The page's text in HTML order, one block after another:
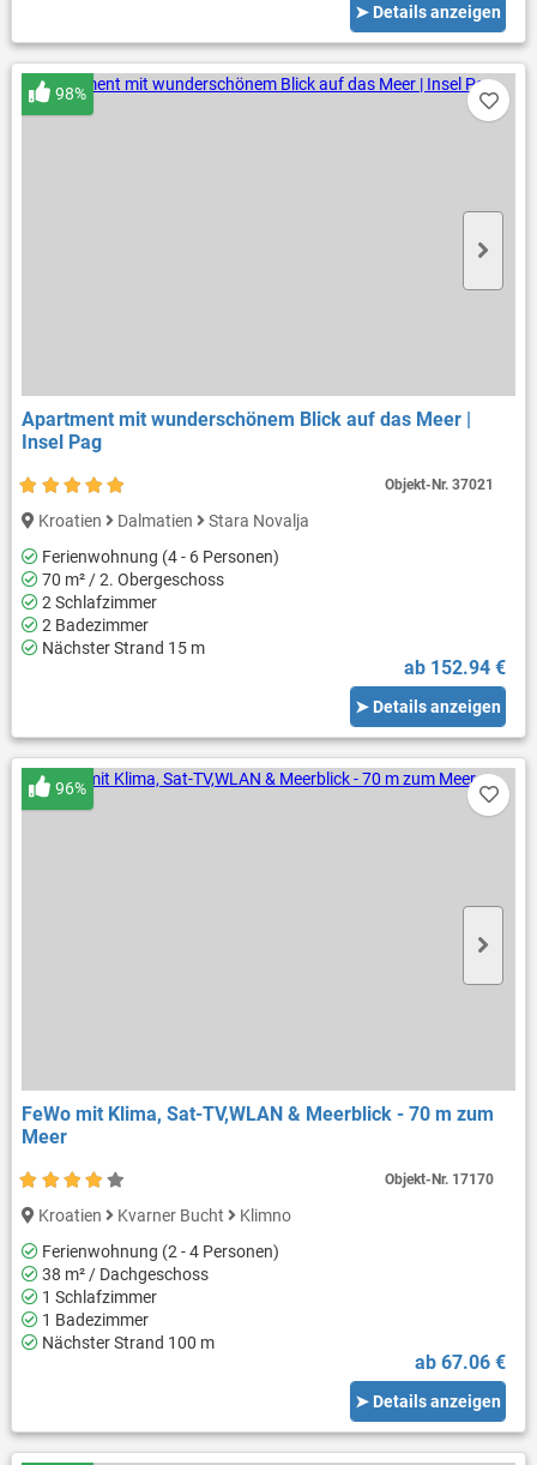
➤ Details anzeigen
Apartment mit wunderschönem Blick auf das Meer |
Insel Pag
98%
Kroatien Dalmatien
Stara Novalja
Ferienwohnung (4 - 6 Personen)
70 m² / 2. Obergeschoss
2 Schlafzimmer
2 Badezimmer
Nächster Strand 15 m
ab 152.94 €
➤ Details anzeigen
Objekt-Nr.37021
FeWo mit Klima, Sat-TV,WLAN & Meerblick - 70 m zum
Meer
96%
Kroatien Kvarner Bucht
Klimno
Ferienwohnung (2 - 4 Personen)
38 m² / Dachgeschoss
1 Schlafzimmer
1 Badezimmer
Nächster Strand 100 m
ab 67.06 €
➤ Details anzeigen
Objekt-Nr. 17170